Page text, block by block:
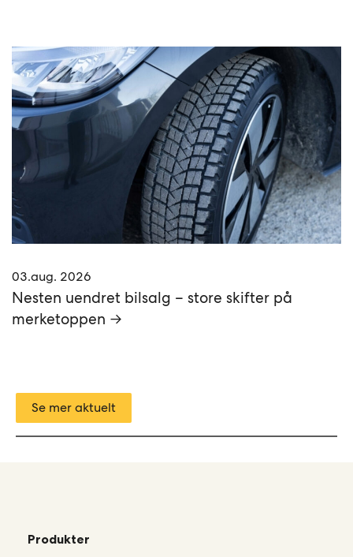
03.aug. 2026
Nesten uendret bilsalg – store skifter på
merketoppen →
Se mer aktuelt
Produkter